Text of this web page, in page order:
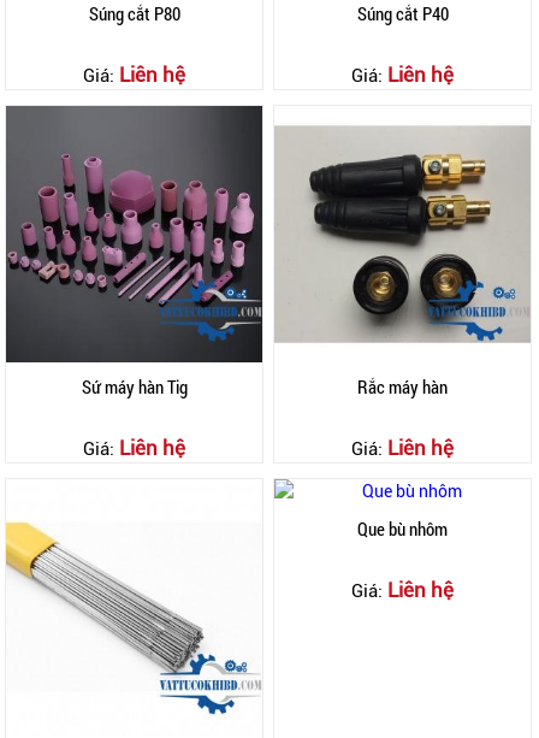
Súng cắt P80
Giá: Liên hệ
Súng cắt P40
Giá: Liên hệ
Sứ máy hàn Tig
Giá: Liên hệ
Rắc máy hàn
Giá: Liên hệ
Que bù nhôm
Giá: Liên hệ